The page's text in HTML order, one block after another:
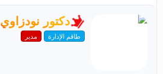
ك
ب
دكتور نودزاوي
طاقم الإدارة مدير